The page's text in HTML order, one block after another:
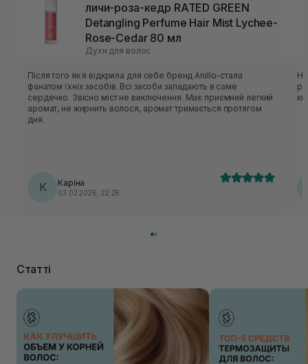
личи-роза-кедр RATED GREEN
Detangling Perfume Hair Mist Lychee-
Rose-Cedar 80 мл
Духи для волос
Після того як я відкрила для себе бренд Anillo-стала
фанатом їхніх засобів. Всі засоби западають в саме
сердечко. Звісно міст не виключення. Має приємний легкий
аромат, не жирнить волося, аромат тримається протягом
дня.
К Каріна
03.02.2026, 22:26
розхід Троянду не
Статті